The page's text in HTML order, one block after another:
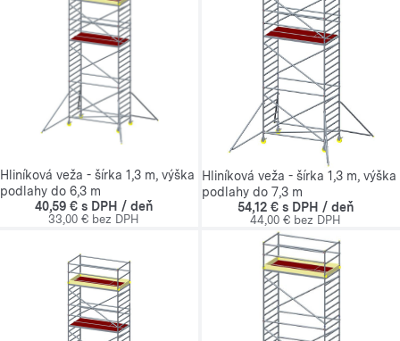
Hliníková veža - šírka 1,3 m, výška
podlahy do 6,3 m
40,59 € s DPH / deň
33,00 € bez DPH
Hliníková veža - šírka 1,3 m, výška
podlahy do 7,3 m
54,12 € s DPH / deň
44,00 € bez DPH